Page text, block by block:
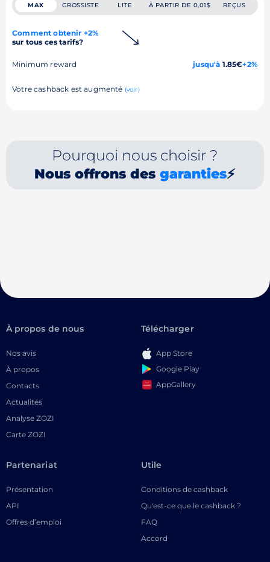
MAX GROSSISTE LITE À PARTIR DE 0,01$ REÇUS
Comment obtenir +2%
sur tous ces tarifs?
Minimum reward jusqu'à 1.85€+2%
Votre cashback est augmenté (voir)
Pourquoi nous choisir ?
Nous offrons desgaranties⚡
À propos de nous
Nos avis
À propos
Contacts
Actualités
Analyse ZOZI
Carte ZOZI
Télécharger
App Store
Google Play
AppGallery
Partenariat
Présentation
API
Offres d’emploi
Utile
Conditions de cashback
Qu'est-ce que le cashback ?
FAQ
Accord